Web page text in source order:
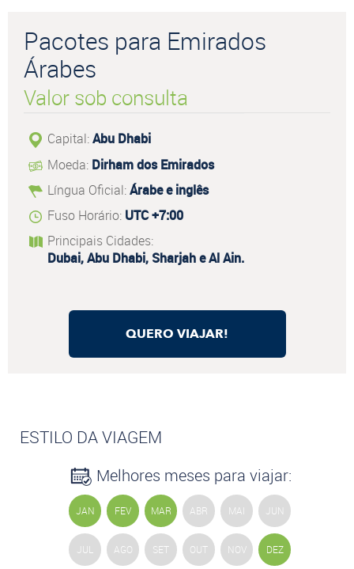
Pacotes para Emirados
Árabes
Valor sob consulta
Capital:Abu Dhabi
Moeda: Dirham dos Emirados
Língua Oficial:Árabe e inglês
Fuso Horário: UTC +7:00
Principais Cidades:
Dubai, Abu Dhabi, Sharjah e Al Ain.
QUERO VIAJAR!
ESTILO DA VIAGEM
Melhores meses para viajar:
JAN FEV MAR ABR MAI JUN
JUL AGO SET OUT NOV DEZ